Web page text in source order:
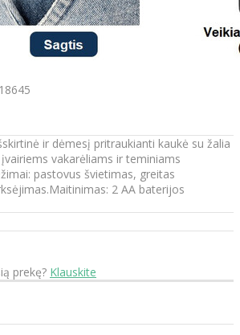
ir dėmesį pritraukianti kaukė su žalia
vakarėliams ir teminiams
pastovus švietimas, greitas
2 AA baterijos
prekę? Klauskite